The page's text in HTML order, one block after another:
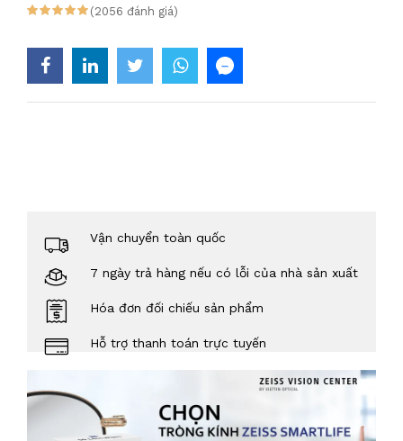
(2056 đánh giá)
Vận chuyển toàn quốc
7 ngày trả hàng nếu có lỗi của nhà sản xuất
Hóa đơn đối chiếu sản phẩm
Hỗ trợ thanh toán trực tuyến